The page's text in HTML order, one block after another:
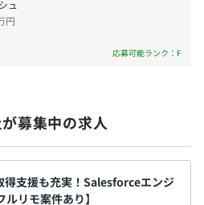
首都圏デジタル産業健康保険組
雇用保険・労災保険）
ュ
円
応募可能ランク：F
募集中の求人
支援も充実！Salesforceエンジ
リモ案件あり】